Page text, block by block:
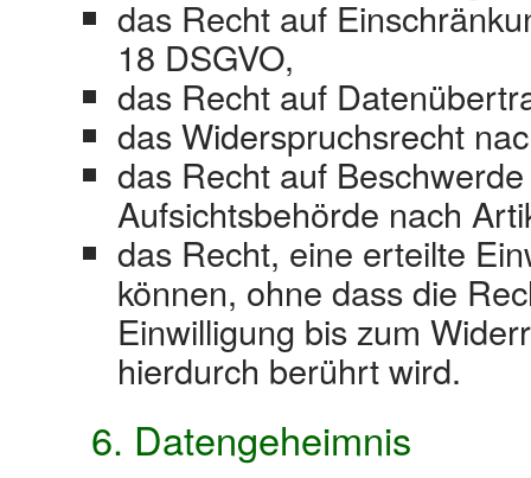
das Recht auf
18 DSGVO,
das Recht auf
das Widerspruchsrecht
das Recht auf
Aufsichtsbehörde nach
das Recht, eine erteilte
können, ohne dass die
Einwilligung bis zum
hierdurch berührt wird.
6. Datengeheimnis